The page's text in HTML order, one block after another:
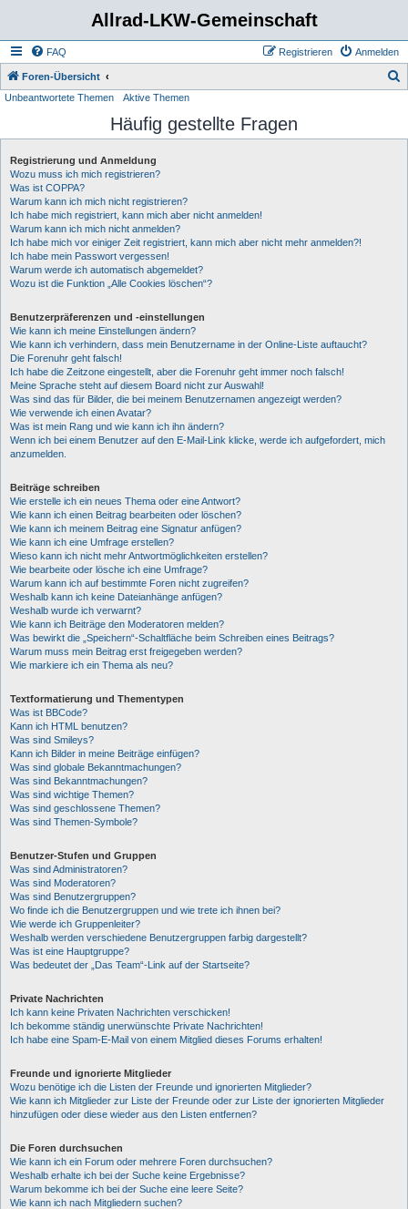
Allrad-LKW-Gemeinschaft
FAQ Anmelden
Registrieren
Foren-Übersicht
h
Unbeantwortete Themen Aktive Themen
Häufig gestellte Fragen
Registrierung und Anmeldung
Wozu muss ich mich registrieren?
Was ist COPPA?
Warum kann ich mich nicht registrieren?
Ich habe mich registriert, kann mich aber nicht anmelden!
Warum kann ich mich nicht anmelden?
Ich habe mich vor einiger Zeit registriert, kann mich aber nicht mehr anmelden?!
Ich habe mein Passwort vergessen!
Warum werde ich automatisch abgemeldet?
Wozu ist die Funktion „Alle Cookies löschen“?
Benutzerpräferenzen und -einstellungen
Wie kann ich meine Einstellungen ändern?
Wie kann ich verhindern, dass mein Benutzername in der Online-Liste auftaucht?
Die Forenuhr geht falsch!
Ich habe die Zeitzone eingestellt, aber die Forenuhr geht immer noch falsch!
Meine Sprache steht auf diesem Board nicht zur Auswahl!
Was sind das für Bilder, die bei meinem Benutzernamen angezeigt werden?
Wie verwende ich einen Avatar?
Was ist mein Rang und wie kann ich ihn ändern?
Wenn ich bei einem Benutzer auf den E-Mail-Link klicke, werde ich aufgefordert, mich
anzumelden.
Beiträge schreiben
Wie erstelle ich ein neues Thema oder eine Antwort?
Wie kann ich einen Beitrag bearbeiten oder löschen?
Wie kann ich meinem Beitrag eine Signatur anfügen?
Wie kann ich eine Umfrage erstellen?
Wieso kann ich nicht mehr Antwortmöglichkeiten erstellen?
Wie bearbeite oder lösche ich eine Umfrage?
Warum kann ich auf bestimmte Foren nicht zugreifen?
Weshalb kann ich keine Dateianhänge anfügen?
Weshalb wurde ich verwarnt?
Wie kann ich Beiträge den Moderatoren melden?
Was bewirkt die „Speichern“-Schaltfläche beim Schreiben eines Beitrags?
Warum muss mein Beitrag erst freigegeben werden?
Wie markiere ich ein Thema als neu?
Textformatierung und Thementypen
Was ist BBCode?
Kann ich HTML benutzen?
Was sind Smileys?
Kann ich Bilder in meine Beiträge einfügen?
Was sind globale Bekanntmachungen?
Was sind Bekanntmachungen?
Was sind wichtige Themen?
Was sind geschlossene Themen?
Was sind Themen-Symbole?
Benutzer-Stufen und Gruppen
Was sind Administratoren?
Was sind Moderatoren?
Was sind Benutzergruppen?
Wo finde ich die Benutzergruppen und wie trete ich ihnen bei?
Wie werde ich Gruppenleiter?
Weshalb werden verschiedene Benutzergruppen farbig dargestellt?
Was ist eine Hauptgruppe?
Was bedeutet der „Das Team“-Link auf der Startseite?
Private Nachrichten
Ich kann keine Privaten Nachrichten verschicken!
Ich bekomme ständig unerwünschte Private Nachrichten!
Ich habe eine Spam-E-Mail von einem Mitglied dieses Forums erhalten!
Freunde und ignorierte Mitglieder
Wozu benötige ich die Listen der Freunde und ignorierten Mitglieder?
Wie kann ich Mitglieder zur Liste der Freunde oder zur Liste der ignorierten Mitglieder
hinzufügen oder diese wieder aus den Listen entfernen?
Die Foren durchsuchen
Wie kann ich ein Forum oder mehrere Foren durchsuchen?
Weshalb erhalte ich bei der Suche keine Ergebnisse?
Warum bekomme ich bei der Suche eine leere Seite?
Wie kann ich nach Mitgliedern suchen?